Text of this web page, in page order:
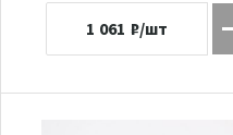
1 061 ₽/шт